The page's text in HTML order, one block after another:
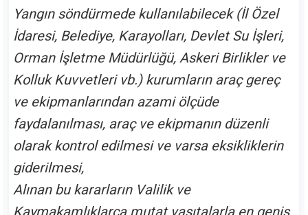
Yangın söndürmede kullanılabilecek (İl Özel
İdaresi, Belediye, Karayolları, Devlet Su İşleri,
Orman İşletme Müdürlüğü, Askeri Birlikler ve
Kolluk Kuvvetleri vb.) kurumların araç gereç
ve ekipmanlarından azami ölçüde
faydalanılması, araç ve ekipmanın düzenli
olarak kontrol edilmesi ve varsa eksikliklerin
giderilmesi,
Alınan bu kararların Valilik ve